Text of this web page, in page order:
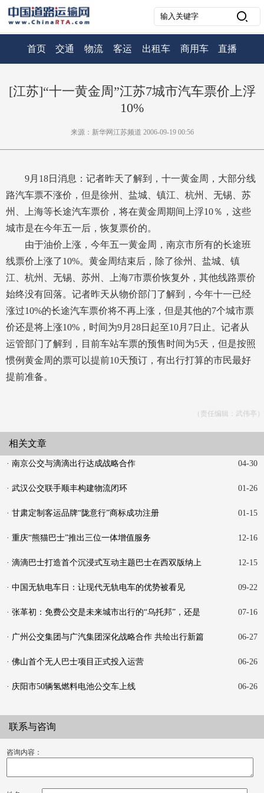
首页 交通 物流 客运 出租车 商用车 直播
[江苏]“十一黄金周”江苏7城市汽车票价上浮
10%
来源：新华网江苏频道 2006-09-19 00:56
9月18日消息：记者昨天了解到，十一黄金周，大部分线
路汽车票不涨价，但是徐州、盐城、镇江、杭州、无锡、苏
州、上海等长途汽车票价，将在黄金周期间上浮10％，这些
城市是在今年五一后，恢复票价的。
由于油价上涨，今年五一黄金周，南京市所有的长途班
线票价上涨了10%。黄金周结束后，除了徐州、盐城、镇
江、杭州、无锡、苏州、上海7市票价恢复外，其他线路票价
始终没有回落。记者昨天从物价部门了解到，今年十一已经
涨过10%的长途汽车票价将不再上涨，但是其他的7个城市票
价还是将上涨10%，时间为9月28日起至10月7日止。记者从
运管部门了解到，目前车站车票的预售时间为5天，但是按照
惯例黄金周的票可以提前10天预订，有出行打算的市民最好
提前准备。
（责任编辑：武伟亭）
相关文章
· 南京公交与滴滴出行达成战略合作 04-30
· 武汉公交联手顺丰构建物流闭环 01-26
· 甘肃定制客运品牌“陇意行”商标成功注册 01-15
· 重庆“熊猫巴士”推出三位一体增值服务 12-16
· 滴滴巴士打造首个沉浸式互动主题巴士在西双版纳上
12-15
· 中国无轨电车日：让现代无轨电车的优势被看见 09-22
· 张革初：免费公交是未来城市出行的“乌托邦”，还是
07-16
· 广州公交集团与广汽集团深化战略合作 共绘出行新篇 06-27
· 佛山首个无人巴士项目正式投入运营 06-26
· 庆阳市50辆氢燃料电池公交车上线 06-26
联系与咨询
咨询内容：